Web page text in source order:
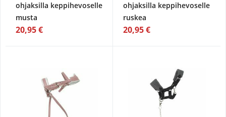
ohjaksilla keppihevoselle
musta
20,95 €
ohjaksilla keppihevoselle
ruskea
20,95 €